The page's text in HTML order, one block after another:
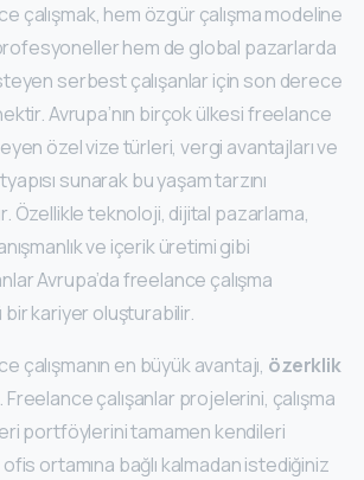
çalışmak, hem özgür çalışma modeline
hem de global pazarlarda
serbest çalışanlar için son derece
Avrupa’nın birçok ülkesi freelance
özel vize türleri, vergi avantajları ve
sunarak bu yaşam tarzını
Özellikle teknoloji, dijital pazarlama,
ve içerik üretimi gibi
Avrupa’da freelance çalışma
kariyer oluşturabilir.
çalışmanın en büyük avantajı, özerklik
. Freelance çalışanlar projelerini, çalışma
portföylerini tamamen kendileri
ortamına bağlı kalmadan istediğiniz